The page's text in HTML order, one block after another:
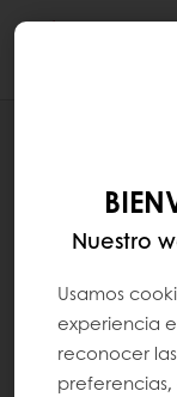
Nuestro
Usamos
experiencia
reconocer